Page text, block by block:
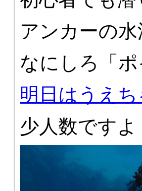
アンカーの
なにしろ「
明日はうえ
少人数ですよ